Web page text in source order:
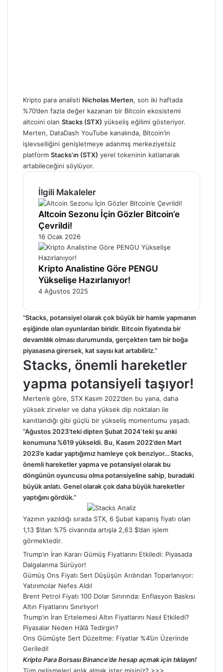
Kripto para analisti Nicholas Merten, son iki haftada
%70’den fazla değer kazanan bir Bitcoin ekosistemi
altcoini olan Stacks (STX) yükseliş eğilimi gösteriyor.
Merten, DataDash YouTube kanalında, Bitcoin’in
işlevselliğini genişletmeye adanmış merkeziyetsiz
platform Stacks’ın (STX) yerel tokeninin katlanarak
artabileceğini söylüyor.
İlgili Makaleler
Altcoin Sezonu İçin Gözler Bitcoin’e
Çevrildi!
16 Ocak 2026
Kripto Analistine Göre PENGU
Yükselişe Hazırlanıyor!
4 Ağustos 2025
“Stacks, potansiyel olarak çok büyük bir hamle yapmanın
eşiğinde olan oyunlardan biridir. Bitcoin fiyatında bir
devamlılık olması durumunda, gerçekten tam bir boğa
piyasasına girersek, kat sayısı kat artabiliriz.”
Stacks, önemli hareketler
yapma potansiyeli taşıyor!
Merten’e göre, STX Kasım 2022’den bu yana, daha
yüksek zirveler ve daha yüksek dip noktaları ile
kanıtlandığı gibi güçlü bir yükseliş momentumu yaşadı.
“Ağustos 2023’teki dipten Şubat 2024’teki şu anki
konumuna %619 yükseldi. Bu, Kasım 2022’den Mart
2023’e kadar yaptığımız hamleye çok benziyor… Stacks,
önemli hareketler yapma ve potansiyel olarak bu
döngünün oyuncusu olma potansiyeline sahip, buradaki
büyük anlatı. Genel olarak çok daha büyük hareketler
yaptığını gördük.”
Yazının yazıldığı sırada STX, 6 Şubat kapanış fiyatı olan
1,13 $’dan %75 civarında artışla 2,63 $’dan işlem
görmektedir.
Trump’ın İran Kararı Gümüş Fiyatlarını Etkiledi: Piyasada
Dalgalanma Sürüyor!
Gümüş Ons Fiyatı Sert Düşüşün Ardından Toparlanıyor:
Yatırımcılar Nefes Aldı!
Brent Petrol Fiyatı 100 Dolar Sınırında: Enflasyon Baskısı
Altın Fiyatlarını Sınırlıyor!
Trump’ın İran Ertelemesi Altın Fiyatlarını Nasıl Etkiledi?
Piyasalar Neden Hâlâ Tedirgin?
Ons Gümüşte Sert Düzeltme: Fiyatlar %4’ün Üzerinde
Geriledi!
Kripto Para Borsası Binance’de hesap açmak için tıklayın!